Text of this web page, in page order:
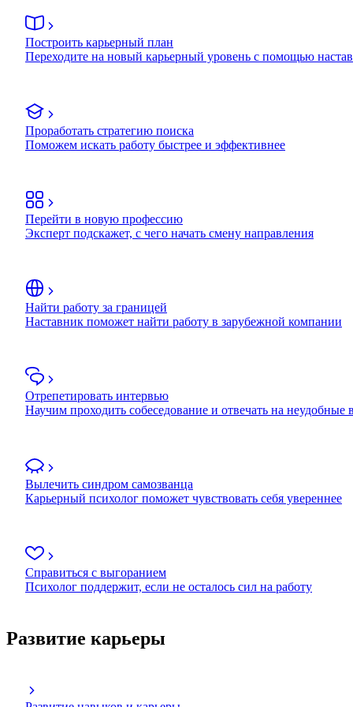
Построить карьерный план
Переходите на новый карьерный уровень с помощью
Проработать стратегию поиска
Поможем искать работу быстрее и эффективнее
Перейти в новую профессию
Эксперт подскажет, с чего начать смену направления
Найти работу за границей
Наставник поможет найти работу в зарубежной компании
Отрепетировать интервью
Научим проходить собеседование и отвечать на неудобные
Вылечить синдром самозванца
Карьерный психолог поможет чувствовать себя увереннее
Справиться с выгоранием
Психолог поддержит, если не осталось сил на работу
Развитие карьеры